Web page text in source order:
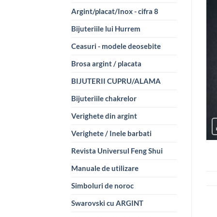
Argint/placat/Inox - cifra 8
Bijuteriile lui Hurrem
Ceasuri - modele deosebite
Brosa argint / placata
BIJUTERII CUPRU/ALAMA
Bijuteriile chakrelor
Verighete din argint
Verighete / Inele barbati
Revista Universul Feng Shui
Manuale de utilizare
Simboluri de noroc
Swarovski cu ARGINT